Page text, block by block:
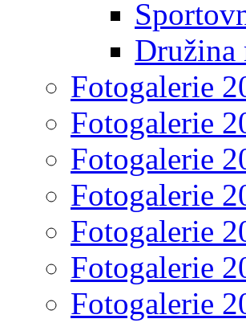
Družina
Fotogalerie
Fotogalerie
Fotogalerie
Fotogalerie
Fotogalerie
Fotogalerie
Fotogalerie